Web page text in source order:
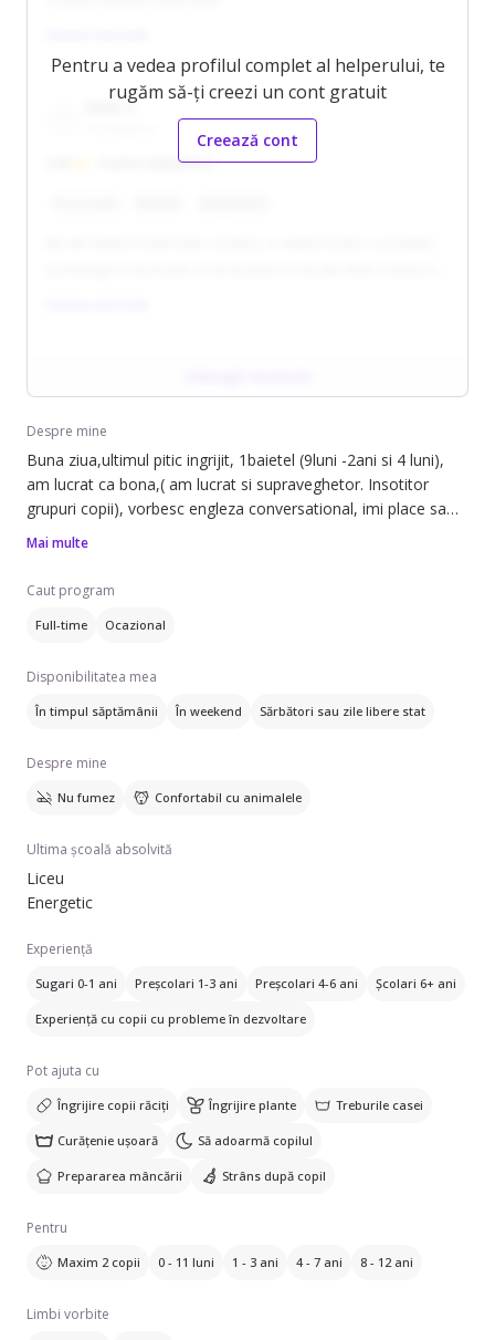
Pentru a vedea profilul complet al helperului, te
rugăm să-ți creezi un cont gratuit
Creează cont
Radu S
Foarte mulțumit/ă
Despre mine
Buna ziua,ultimul pitic ingrijit, 1baietel (9luni -2ani si 4 luni),
am lucrat ca bona,( am lucrat si supraveghetor. Insotitor
grupuri copii), vorbesc engleza conversational, imi place sa
citesc povesti, sa mergem in parc , sa facem jocuri educative,
recomandare de la ultima familie, 🐣
Mai multe
Caut program
Full-time Ocazional
Disponibilitatea mea
În timpul săptămânii În weekend Sărbători sau zile libere stat
Despre mine
Nu fumez Confortabil cu animalele
Ultima școală absolvită
Liceu
Energetic
Experiență
Sugari 0-1 ani Preșcolari 1-3 ani Preșcolari 4-6 ani Școlari 6+ ani
Experiență cu copii cu probleme în dezvoltare
Pot ajuta cu
Îngrijire copii răciți Îngrijire plante Treburile casei
Curățenie ușoară Să adoarmă copilul
Prepararea mâncării Strâns după copil
Pentru
Maxim 2 copii 0 - 11 luni 1 - 3 ani 4 - 7 ani 8 - 12 ani
Limbi vorbite